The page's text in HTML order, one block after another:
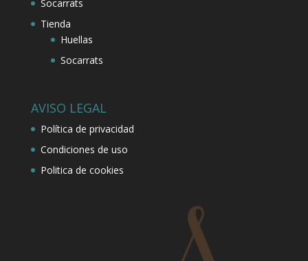
Socarrats
Tienda
Huellas
Socarrats
AVISO LEGAL
Política de privacidad
Condiciones de uso
Politica de cookies